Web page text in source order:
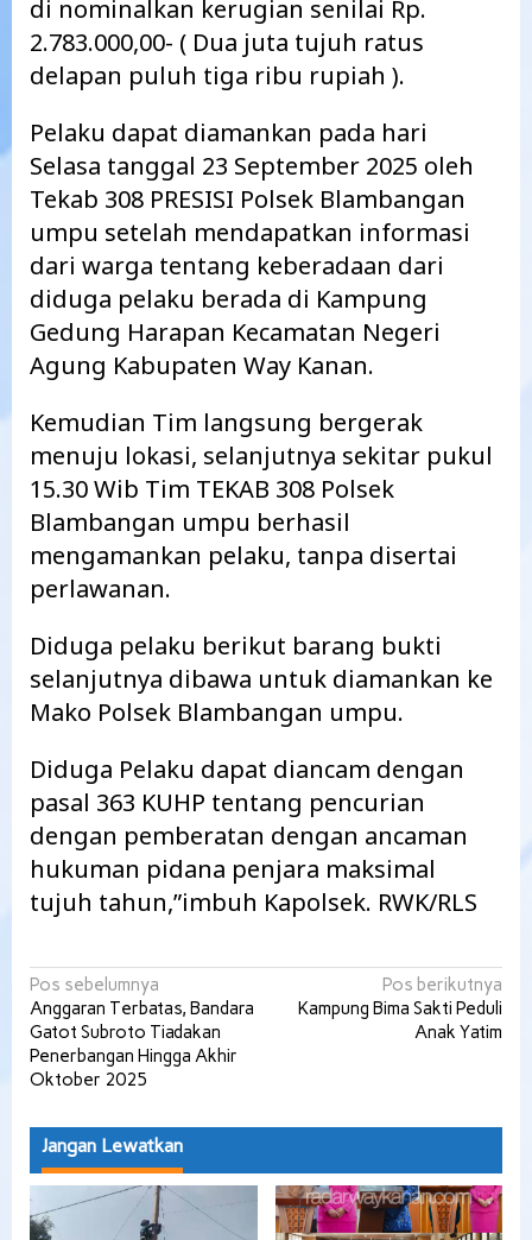
di nominalkan kerugian senilai Rp.
2.783.000,00- ( Dua juta tujuh ratus
delapan puluh tiga ribu rupiah ).
Pelaku dapat diamankan pada hari
Selasa tanggal 23 September 2025 oleh
Tekab 308 PRESISI Polsek Blambangan
umpu setelah mendapatkan informasi
dari warga tentang keberadaan dari
diduga pelaku berada di Kampung
Gedung Harapan Kecamatan Negeri
Agung Kabupaten Way Kanan.
Kemudian Tim langsung bergerak
menuju lokasi, selanjutnya sekitar pukul
15.30 Wib Tim TEKAB 308 Polsek
Blambangan umpu berhasil
mengamankan pelaku, tanpa disertai
perlawanan.
Diduga pelaku berikut barang bukti
selanjutnya dibawa untuk diamankan ke
Mako Polsek Blambangan umpu.
Diduga Pelaku dapat diancam dengan
pasal 363 KUHP tentang pencurian
dengan pemberatan dengan ancaman
hukuman pidana penjara maksimal
tujuh tahun,”imbuh Kapolsek. RWK/RLS
Navigasi
pos
Pos sebelumnya
Anggaran Terbatas, Bandara
Gatot Subroto Tiadakan
Penerbangan Hingga Akhir
Oktober 2025
Pos berikutnya
Kampung Bima Sakti Peduli
Anak Yatim
Jangan Lewatkan